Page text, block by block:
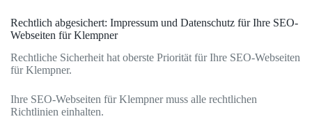
Rechtlich abgesichert: Impressum und Datenschutz für Ihre SEO-
Webseiten für Klempner
Rechtliche Sicherheit hat oberste Priorität für Ihre SEO-Webseiten
für Klempner.
Ihre SEO-Webseiten für Klempner muss alle rechtlichen
Richtlinien einhalten.